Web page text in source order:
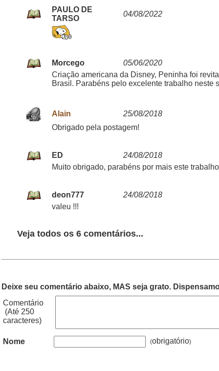
PAULO DE
TARSO
04/08/2022
Morcego
05/06/2020
Criação americana da Disney, Peninha foi
Brasil. Parabéns pelo excelente trabalho neste
Alain
25/08/2018
Obrigado pela postagem!
ED
24/08/2018
Muito obrigado, parabéns por mais este
deon777
24/08/2018
valeu !!!
Veja todos os 6 comentários...
Deixe seu comentário abaixo, MAS seja grato.
Comentário
(Até 250
caracteres)
Nome (obrigatório